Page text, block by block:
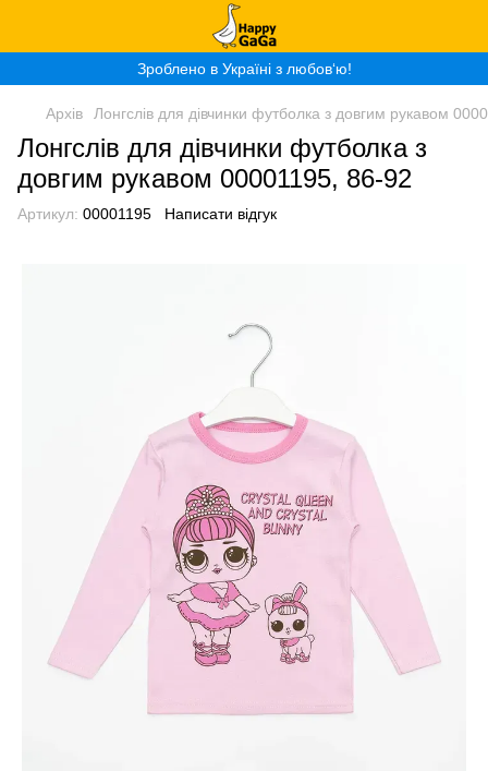
Зроблено в Україні з любов‘ю!
Архів Лонгслів для дівчинки футболка з довгим рукавом
Лонгслів для дівчинки футболка з
довгим рукавом 00001195, 86-92
Артикул: 00001195 Написати відгук